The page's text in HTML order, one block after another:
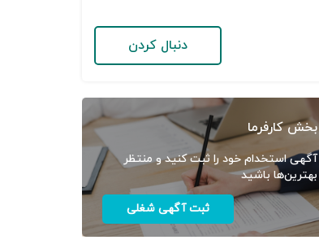
دنبال کردن
بخش کارفرما
آگهی استخدام خود را ثبت کنید و منتظر
بهترین‌ها باشید
ثبت آگهی شغلی